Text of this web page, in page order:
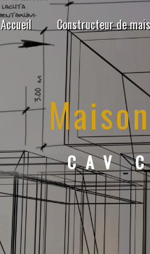
Accueil Constructeur de
CAV